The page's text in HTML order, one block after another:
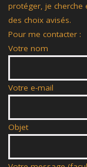
protéger, je cherche
des choix avisés.
Pour me contacter :
Votre nom
Votre e-mail
Objet